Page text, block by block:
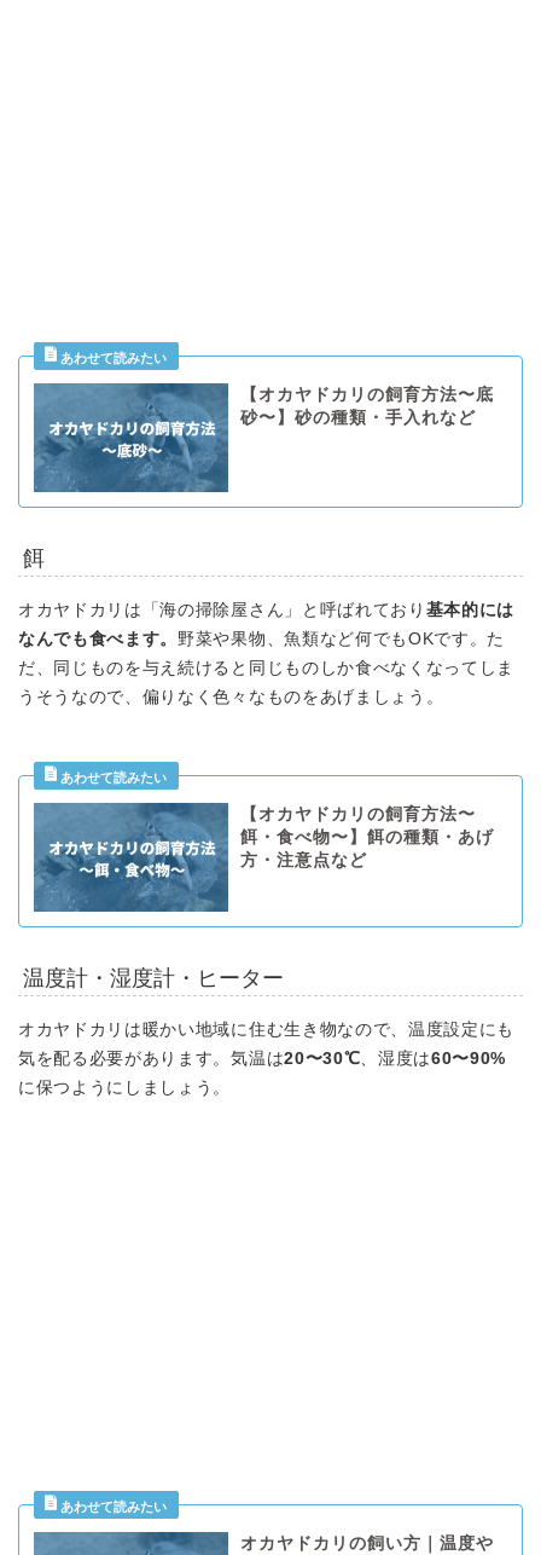
【オカヤドカリの飼育方法〜底
砂〜】砂の種類・手入れなど
餌
オカヤドカリは「海の掃除屋さん」と呼ばれており 基本的には
なんでも食べます。 野菜や果物、魚類など何でもOKです。た
だ、同じものを与え続けると同じものしか食べなくなってしま
うそうなので、偏りなく色々なものをあげましょう。
【オカヤドカリの飼育方法〜
餌・食べ物〜】餌の種類・あげ
方・注意点など
温度計・湿度計・ヒーター
オカヤドカリは暖かい地域に住む生き物なので、温度設定にも
気を配る必要があります。気温は20〜30℃ 、湿度は60〜90%
に保つようにしましょう。
オカヤドカリの飼い方｜温度や